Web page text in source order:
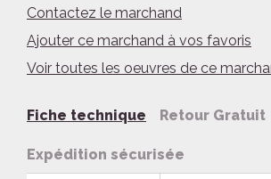
Contactez le marchand
Ajouter ce marchand à vos favoris
Voir toutes les oeuvres de ce
Fiche technique Retour Gratuit
Expédition sécurisée